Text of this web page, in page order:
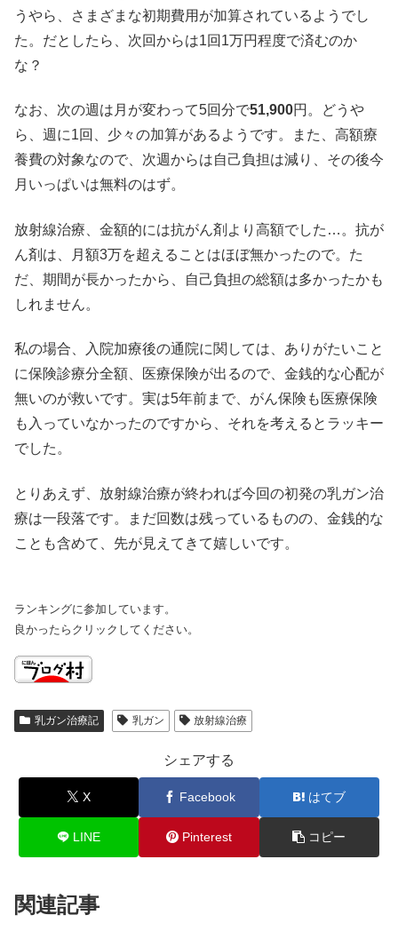
うやら、さまざまな初期費用が加算されているようでし
た。だとしたら、次回からは1回1万円程度で済むのか
な？
なお、次の週は月が変わって5回分で51,900円。どうや
ら、週に1回、少々の加算があるようです。また、高額療
養費の対象なので、次週からは自己負担は減り、その後今
月いっぱいは無料のはず。
放射線治療、金額的には抗がん剤より高額でした…。抗が
ん剤は、月額3万を超えることはほぼ無かったので。た
だ、期間が長かったから、自己負担の総額は多かったかも
しれません。
私の場合、入院加療後の通院に関しては、ありがたいこと
に保険診療分全額、医療保険が出るので、金銭的な心配が
無いのが救いです。実は5年前まで、がん保険も医療保険
も入っていなかったのですから、それを考えるとラッキー
でした。
とりあえず、放射線治療が終われば今回の初発の乳ガン治
療は一段落です。まだ回数は残っているものの、金銭的な
ことも含めて、先が見えてきて嬉しいです。
ランキングに参加しています。
良かったらクリックしてください。
乳ガン治療記 乳ガン 放射線治療
シェアする
X Facebook はてブ
LINE Pinterest コピー
関連記事